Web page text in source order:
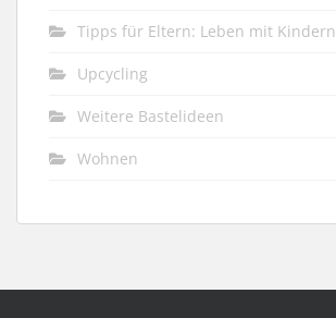
Tipps für Eltern: Leben mit Kindern
Upcycling
Weitere Bastelideen
Wohnen